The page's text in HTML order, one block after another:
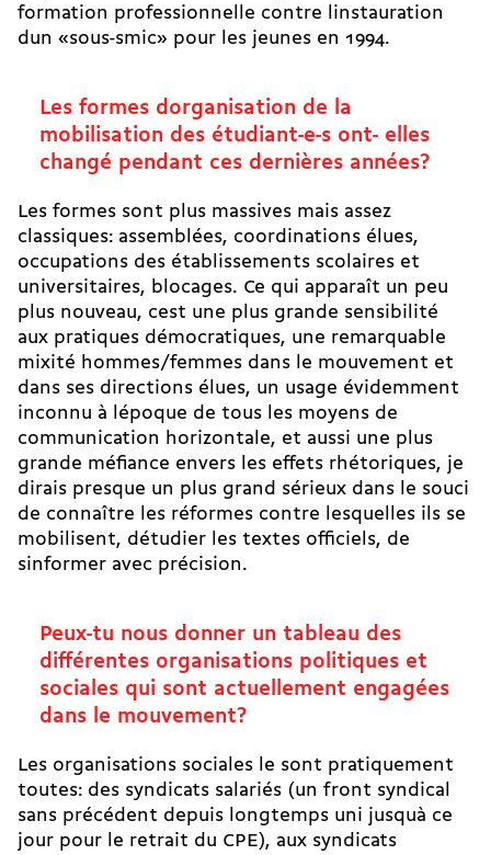
formation professionnelle contre linstauration
dun «sous-smic» pour les jeunes en 1994.
Les formes dorganisation de la
mobilisation des étudiant-e-s ont- elles
changé pendant ces dernières années?
Les formes sont plus massives mais assez
classiques: assemblées, coordinations élues,
occupations des établissements scolaires et
universitaires, blocages. Ce qui apparaît un peu
plus nouveau, cest une plus grande sensibilité
aux pratiques démocratiques, une remarquable
mixité hommes/femmes dans le mouvement et
dans ses directions élues, un usage évidemment
inconnu à lépoque de tous les moyens de
communication horizontale, et aussi une plus
grande méfiance envers les effets rhétoriques, je
dirais presque un plus grand sérieux dans le souci
de connaître les réformes contre lesquelles ils se
mobilisent, détudier les textes officiels, de
sinformer avec précision.
Peux-tu nous donner un tableau des
différentes organisations politiques et
sociales qui sont actuellement engagées
dans le mouvement?
Les organisations sociales le sont pratiquement
toutes: des syndicats salariés (un front syndical
sans précédent depuis longtemps uni jusquà ce
jour pour le retrait du CPE), aux syndicats